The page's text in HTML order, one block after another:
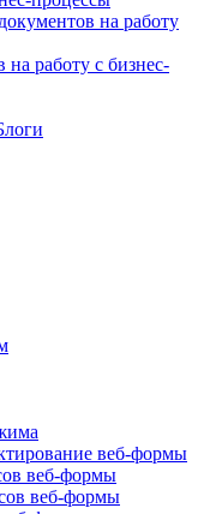
на работу
работу с бизнес-
веб-формы
веб-формы
веб-формы